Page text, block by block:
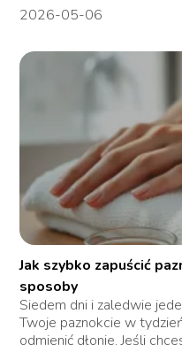
2026-05-06
Jak szybko zapuścić
sposoby
Siedem dni i zaledwie
Twoje paznokcie w
odmienić dłonie. Jeśli